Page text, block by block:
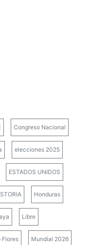
Congreso Nacional
elecciones 2025
ESTADOS UNIDOS
Honduras
Libre
Flores Mundial 2026